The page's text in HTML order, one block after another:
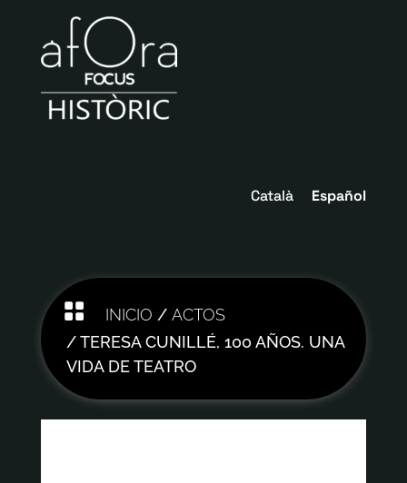
Català Español
 INICIO / ACTOS
/ TERESA CUNILLÉ, 100 AÑOS. UNA
VIDA DE TEATRO